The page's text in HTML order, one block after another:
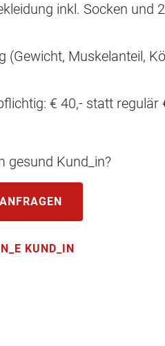
inkl. Socken und
Muskelanteil,
€ 40,- statt regulär
gesund Kund_in?
KUND_IN